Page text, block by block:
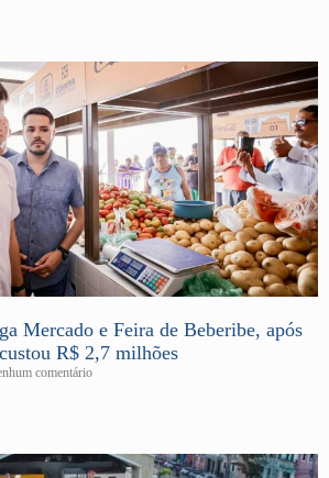
Mercado e Feira de Beberibe, após
R$ 2,7 milhões
comentário